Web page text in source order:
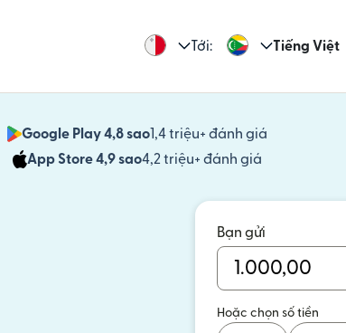
Tới: Tiếng Việt
Google Play 4,8 sao1,4 triệu+ đánh giá
App Store 4,9 sao4,2 triệu+ đánh giá
Bạn gửi
Hoặc chọn số tiền